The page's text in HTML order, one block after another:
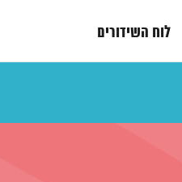
לוח השידורים